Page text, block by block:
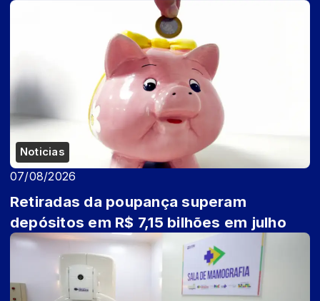
Noticias
07/08/2026
Retiradas da poupança superam
depósitos em R$ 7,15 bilhões em julho